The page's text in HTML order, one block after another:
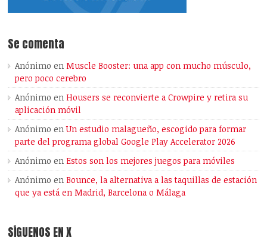
Se comenta
Anónimo enMuscle Booster: una app con mucho músculo,
pero poco cerebro
Anónimo enHousers se reconvierte a Crowpire y retira su
aplicación móvil
Anónimo enUn estudio malagueño, escogido para formar
parte del programa global Google Play Accelerator 2026
Anónimo enEstos son los mejores juegos para móviles
Anónimo enBounce, la alternativa a las taquillas de estación
que ya está en Madrid, Barcelona o Málaga
SÍGUENOS EN X